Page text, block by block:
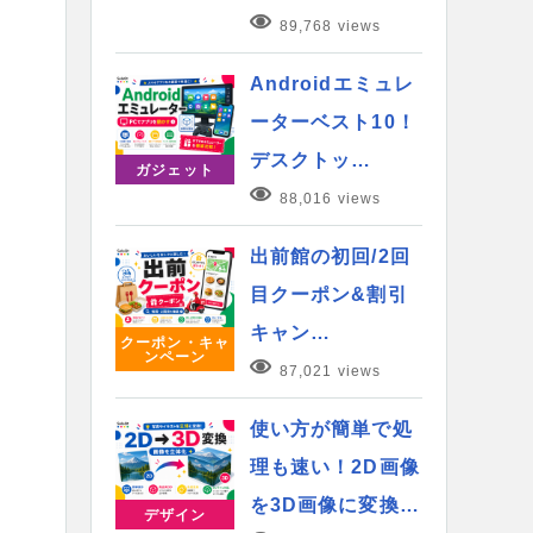
89,768 views
ガジェット
Androidエミュレ
ーターベスト10！
デスクトッ…
88,016 views
クーポン・キャ
ンペーン
出前館の初回/2回
目クーポン&割引
キャン…
87,021 views
デザイン
使い方が簡単で処
理も速い！2D画像
を3D画像に変換…